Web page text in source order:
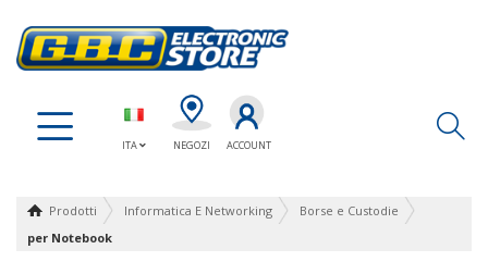
ITA NEGOZI ACCOUNT
Prodotti Informatica E Networking
Borse e Custodie
per Notebook